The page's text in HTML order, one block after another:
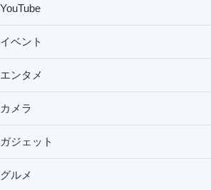
YouTube
イベント
エンタメ
カメラ
ガジェット
グルメ